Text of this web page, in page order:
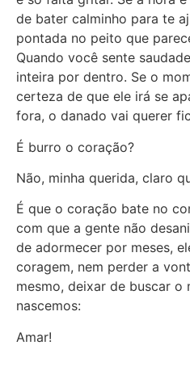
de bater calminho para te
pontada no peito que
Quando você sente
inteira por dentro. Se o
certeza de que ele irá se
fora, o danado vai querer
É burro o coração?
Não, minha querida, claro
É que o coração bate no
com que a gente não
de adormecer por meses,
coragem, nem perder a
mesmo, deixar de buscar o
nascemos:
Amar!